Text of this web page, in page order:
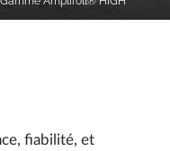
fiabilité, et